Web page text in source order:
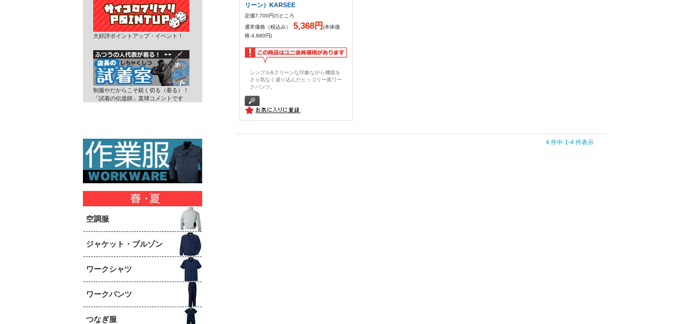
大好評ポイントアップ・イベント！
制服やだからこそ鋭く切る（着る）！
「試着の伝道師」直球コメントです
空調服
ジャケット・ブルゾン
ワークシャツ
ワークパンツ
つなぎ服
リーン）KARSEE
定価7,700円のところ
通常価格（税込み）
5,368円(本体価
格:4,880円)
シンプル&クリーンな印象ながら機能を
さり気なく盛り込んだヒッコリー風ワー
クパンツ。
4 件中 1-4 件表示